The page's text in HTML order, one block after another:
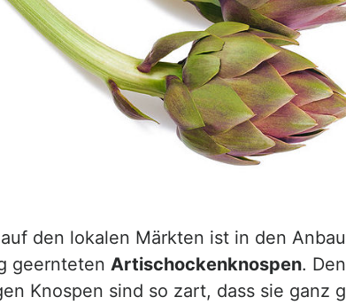
den lokalen Märkten ist in den
geernteten Artischockenknospen.
Knospen sind so zart, dass sie